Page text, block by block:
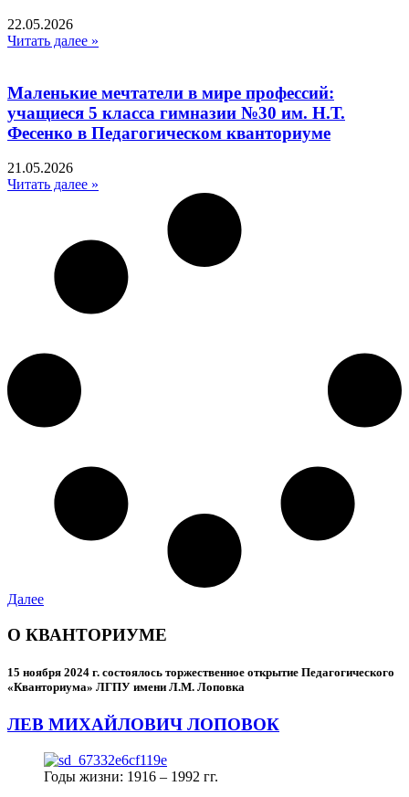
22.05.2026
Читать далее »
Маленькие мечтатели в мире профессий:
учащиеся 5 класса гимназии №30 им. Н.Т.
Фесенко в Педагогическом кванториуме
21.05.2026
Читать далее »
Далее
О КВАНТОРИУМЕ
15 ноября 2024 г. состоялось торжественное открытие Педагогического
«Кванториума» ЛГПУ имени Л.М. Лоповка
ЛЕВ МИХАЙЛОВИЧ ЛОПОВОК
Годы жизни: 1916 – 1992 гг.